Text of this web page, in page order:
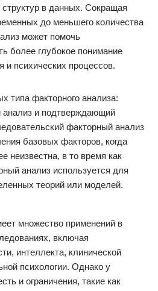
в данных. Сокращая
до меньшего количества
может помочь
более глубокое понимание
и психических процессов.
типа факторного анализа:
и подтверждающий
факторный анализ
базовых факторов, когда
неизвестна, в то время как
анализ используется для
теорий или моделей.
множество применений в
включая
интеллекта, клинической
психологии. Однако у
и ограничения, такие как